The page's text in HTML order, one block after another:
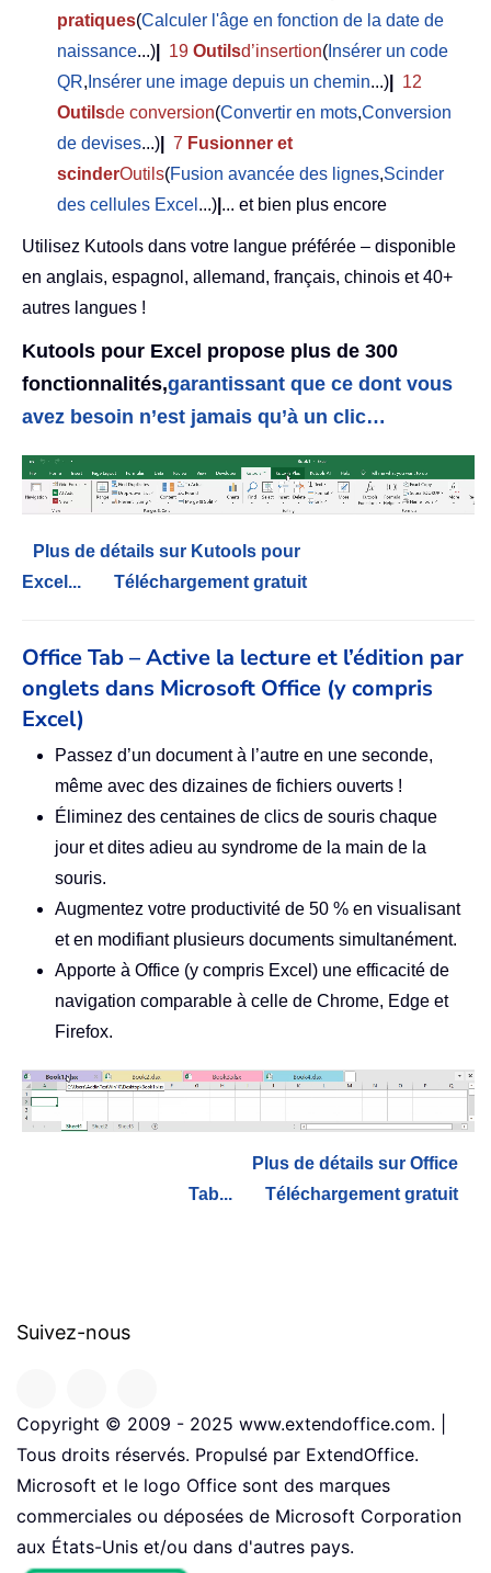
pratiques(Calculer l'âge en fonction de la date de
naissance...) 19 Outilsd’insertion( Insérer un code
QR, Insérer une image depuis un chemin...)
12
Outilsde conversion(Convertir en mots,Conversion
de devises...) 7 Fusionner et
scinderOutils(Fusion avancée des lignes,Scinder
des cellules Excel ...) ... et bien plus encore
Utilisez Kutools dans votre langue préférée – disponible
en anglais, espagnol, allemand, français, chinois et 40+
autres langues !
Kutools pour Excel propose plus de 300
fonctionnalités,garantissant que ce dont vous
avez besoin n’est jamais qu’à un clic…
Plus de détails sur Kutools pour
Excel...
Téléchargement gratuit
Office Tab – Active la lecture et l’édition par
onglets dans Microsoft Office (y compris
Excel)
Passez d’un document à l’autre en une seconde,
même avec des dizaines de fichiers ouverts !
Éliminez des centaines de clics de souris chaque
jour et dites adieu au syndrome de la main de la
souris.
Augmentez votre productivité de 50 % en visualisant
et en modifiant plusieurs documents simultanément.
Apporte à Office (y compris Excel) une efficacité de
navigation comparable à celle de Chrome, Edge et
Firefox.
Plus de détails sur Office
Tab...
Téléchargement gratuit
Suivez-nous
Copyright © 2009 - 2025 www.extendoffice.com. |
Tous droits réservés. Propulsé par ExtendOffice.
Microsoft et le logo Office sont des marques
commerciales ou déposées de Microsoft Corporation
aux États-Unis et/ou dans d'autres pays.